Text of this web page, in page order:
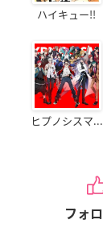
ハイキュー!!
ヒプノシスマ...
フォ